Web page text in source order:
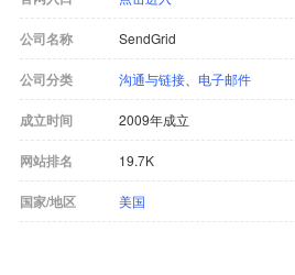
公司名称 SendGrid
公司分类 沟通与链接 电子邮件
成立时间 2009年成立
网站排名 19.7K
国家/地区 美国